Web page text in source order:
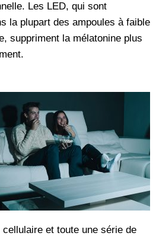
Les LED, qui sont
la plupart des ampoules à faible
suppriment la mélatonine plus
et toute une série de